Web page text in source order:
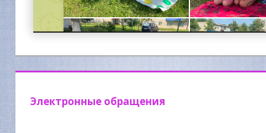
Электронные обращения